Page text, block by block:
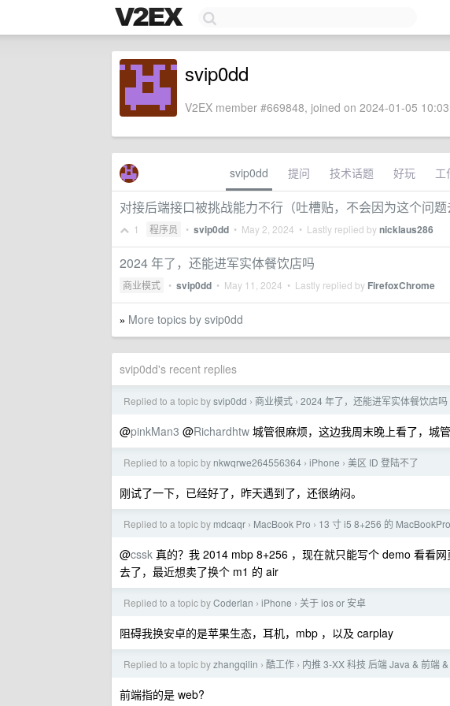
svip0dd
V2EX member #669848, joined on 2024-01-05
svip0dd 提问 技术话题 好玩 工
对接后端接口被挑战能力不行（吐槽贴，不会因为这个问题
1 程序员 • svip0dd • May 2, 2024 • Lastly replied bynicklaus286
2024 年了，还能进军实体餐饮店吗
商业模式 • svip0dd • May 11, 2024 • Lastly replied by FirefoxChrome
» More topics by svip0dd
svip0dd's recent replies
Replied to a topic bysvip0dd › 商业模式 › 2024 年了，还能进军实体餐饮店吗
@pinkMan3 @Richardhtw 城管很麻烦，这边我周末晚上看了，城
Replied to a topic by nkwqrwe264556364 › iPhone › 美区 ID 登陆不了
刚试了一下，已经好了，昨天遇到了，还很纳闷。
Replied to a topic by mdcaqr › MacBook Pro › 13 寸 i5 8+256 的
@cssk 真的？我 2014 mbp 8+256 ，现在就只能写个 demo 看看
去了，最近想卖了换个 m1 的 air
Replied to a topic byCoderlan › iPhone › 关于 ios or 安卓
阻碍我换安卓的是苹果生态，耳机，mbp ，以及 carplay
Replied to a topic byzhangqilin › 酷工作 › 内推 3-XX 科技 后端 Java & 前端
前端指的是 web?